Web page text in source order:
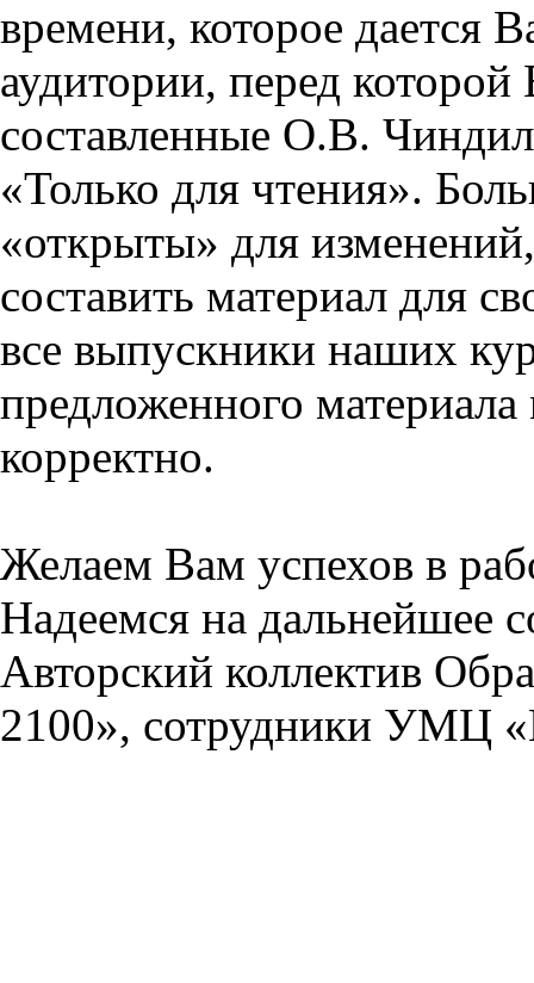
времени, которое дается
аудитории, перед
составленные О.В.
«Только для чтения».
«открыты» для
составить материал для
все выпускники наших
предложенного
корректно.
Желаем Вам успехов в
Надеемся на дальнейшее
Авторский коллектив
2100», сотрудники УМЦ